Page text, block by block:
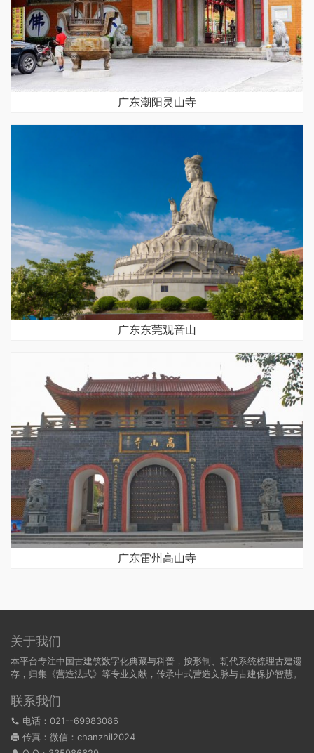
广东潮阳灵山寺
广东东莞观音山
广东雷州高山寺
关于我们
本平台专注中国古建筑数字化典藏与科普，按形制、朝代系统梳理古建遗
存，归集《营造法式》等专业文献，传承中式营造文脉与古建保护智慧。
联系我们
电话：021--69983086
传真：微信：chanzhil2024